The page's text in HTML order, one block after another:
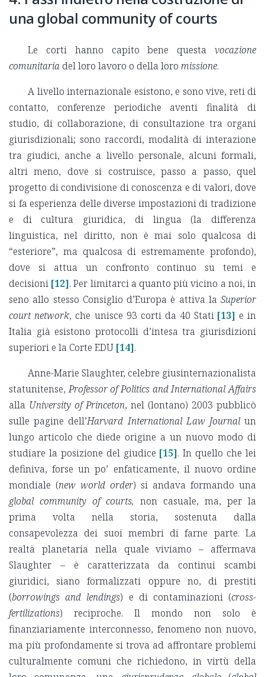
una global community of courts
Le corti hanno capito bene questa vocazione
comunitaria del loro lavoro o della loro missione.
A livello internazionale esistono, e sono vive, reti di
contatto, conferenze periodiche aventi finalità di
studio, di collaborazione, di consultazione tra organi
giurisdizionali; sono raccordi, modalità di interazione
tra giudici, anche a livello personale, alcuni formali,
altri meno, dove si costruisce, passo a passo, quel
progetto di condivisione di conoscenza e di valori, dove
si fa esperienza delle diverse impostazioni di tradizione
e di cultura giuridica, di lingua (la differenza
linguistica, nel diritto, non è mai solo qualcosa di
“esteriore”, ma qualcosa di estremamente profondo),
dove si attua un confronto continuo su temi e
decisioni [12]. Per limitarci a quanto più vicino a noi, in
seno allo stesso Consiglio d’Europa è attiva la Superior
court network, che unisce 93 corti da 40 Stati [13] e in
Italia già esistono protocolli d’intesa tra giurisdizioni
superiori e la Corte EDU [14].
Anne-Marie Slaughter, celebre giusinternazionalista
statunitense,Professor of Politics and International Affairs
alla University of Princeton, nel (lontano) 2003 pubblicò
sulle pagine dell’Harvard International Law Journalun
lungo articolo che diede origine a un nuovo modo di
studiare la posizione del giudice [15]. In quello che lei
definiva, forse un po’ enfaticamente, il nuovo ordine
mondiale (new world order) si andava formando una
global community of courts, non casuale, ma, per la
prima volta nella storia, sostenuta dalla
consapevolezza dei suoi membri di farne parte. La
realtà planetaria nella quale viviamo – affermava
Slaughter – è caratterizzata da continui scambi
giuridici, siano formalizzati oppure no, di prestiti
(borrowings and lendings) e di contaminazioni (cross-
fertilizations) reciproche. Il mondo non solo è
finanziariamente interconnesso, fenomeno non nuovo,
ma più profondamente si trova ad affrontare problemi
culturalmente comuni che richiedono, in virtù della